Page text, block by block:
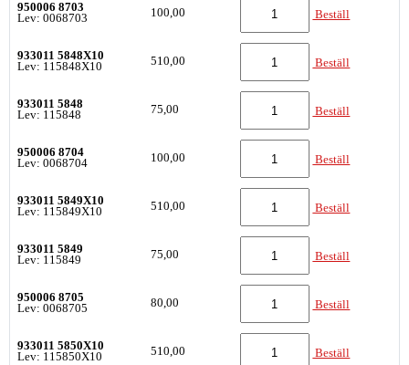
950006 8703
Lev: 0068703
100,00 Beställ
933011 5848X10
Lev: 115848X10
510,00 Beställ
933011 5848
Lev: 115848
75,00 Beställ
950006 8704
Lev: 0068704
100,00 Beställ
933011 5849X10
Lev: 115849X10
510,00 Beställ
933011 5849
Lev: 115849
75,00 Beställ
950006 8705
Lev: 0068705
80,00 Beställ
933011 5850X10
Lev: 115850X10
510,00 Beställ